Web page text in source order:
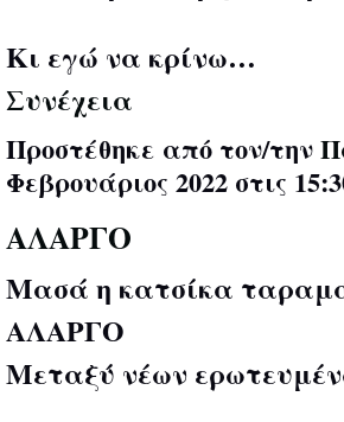
Κι εγώ να κρίνω…
Συνέχεια
Προστέθηκε από τον/την
Φεβρουάριος 2022 στις
ΑΛΑΡΓΟ
Μασά η κατσίκα
ΑΛΑΡΓΟ
Μεταξύ νέων